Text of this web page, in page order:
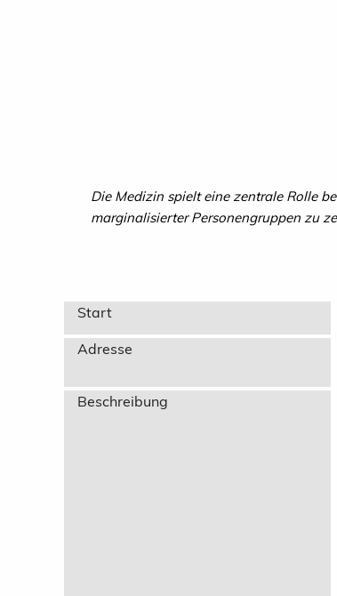
Die Medizin spielt eine zentrale Rolle
marginalisierter Personengruppen zu
Start
Adresse
Beschreibung